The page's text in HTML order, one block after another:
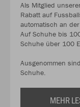
Als Mitglied
Rabatt auf
automatisch an
Auf Schuhe bis
Schuhe über 100
Ausgenommen
Schuhe.
MEHR